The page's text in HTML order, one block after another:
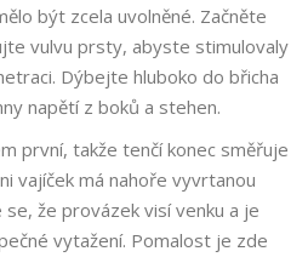
být zcela uvolněné. Začněte
vulvu prsty, abyste stimulovaly
Dýbejte hluboko do břicha
napětí z boků a stehen.
první, takže tenčí konec směřuje
vajíček má nahoře vyvrtanou
že provázek visí venku a je
vytažení. Pomalost je zde